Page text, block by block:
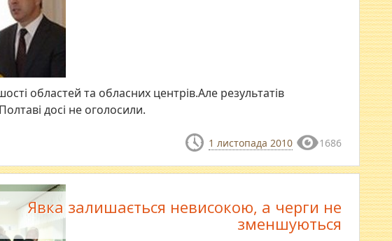
областей та обласних центрів.Але результатів
досі не оголосили.
1 листопада 2010 1686
Явка залишається невисокою, а черги не
зменшуються